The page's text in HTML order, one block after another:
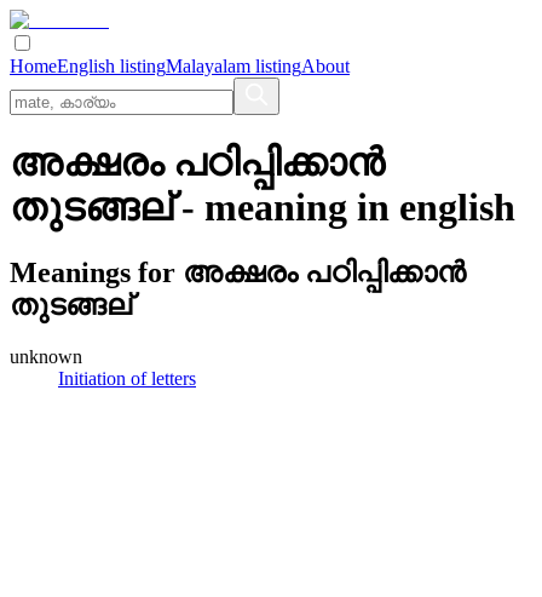
HomeEnglish listingMalayalam listingAbout
അക്ഷരം പഠിപ്പിക്കാന്‍
തുടങ്ങല്- meaning in english
Meanings for അക്ഷരം പഠിപ്പിക്കാന്‍
തുടങ്ങല്
unknown
Initiation of letters